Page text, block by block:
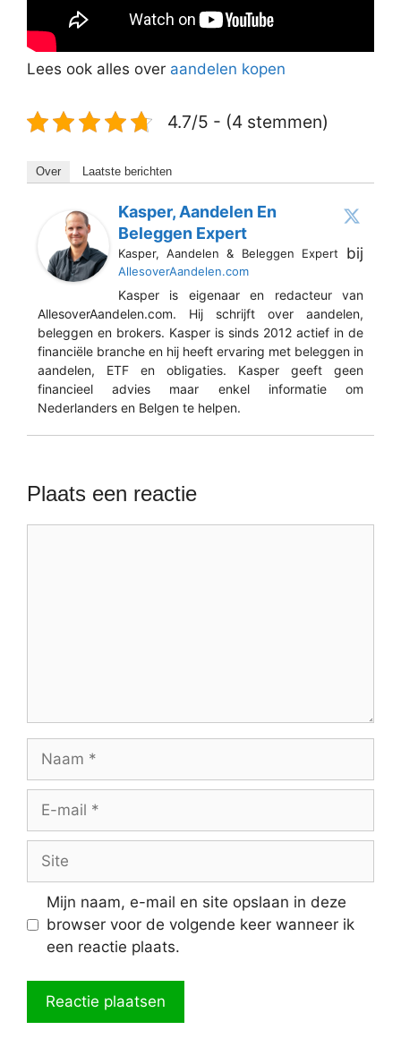
Lees ook alles over aandelen kopen
4.7/5 - (4 stemmen)
Over Laatste berichten
Kasper, Aandelen En
Beleggen Expert
Kasper, Aandelen & Beleggen Expert bij
AllesoverAandelen.com
Kasper is eigenaar en redacteur van
AllesoverAandelen.com. Hij schrijft over aandelen,
beleggen en brokers. Kasper is sinds 2012 actief in de
financiële branche en hij heeft ervaring met beleggen in
aandelen, ETF en obligaties. Kasper geeft geen
financieel advies maar enkel informatie om
Nederlanders en Belgen te helpen.
Plaats een reactie
mail
Mijn naam, e-mail en site opslaan in deze
browser voor de volgende keer wanneer ik
een reactie plaats.